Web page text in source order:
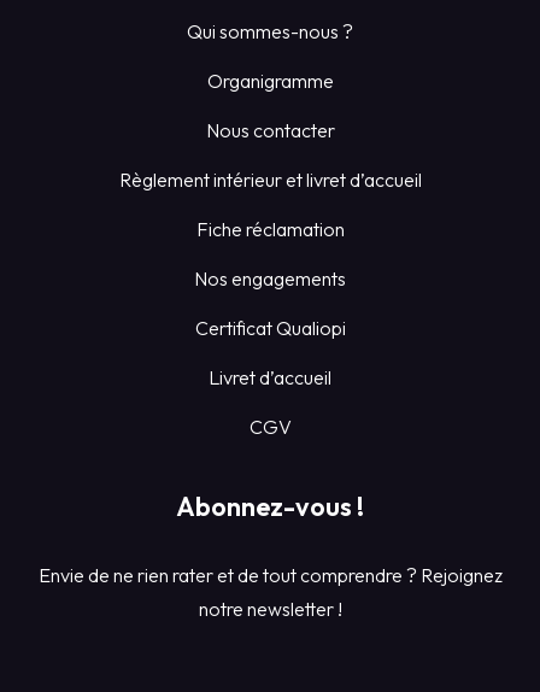
Qui sommes-nous ?
Organigramme
Nous contacter
Règlement intérieur et livret d’accueil
Fiche réclamation
Nos engagements
Certificat Qualiopi
Livret d’accueil
CGV
Abonnez-vous !
Envie de ne rien rater et de tout comprendre ? Rejoignez
notre newsletter !